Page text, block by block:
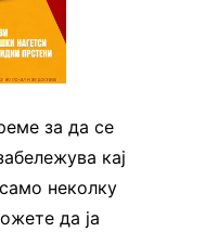
за да се
кај
неколку
да ја